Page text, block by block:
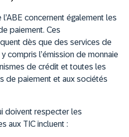
concernent également les
paiement. Ces
dès que des services de
compris l’émission de monnaie
de crédit et toutes les
de paiement et aux sociétés
doivent respecter les
aux TIC incluent :